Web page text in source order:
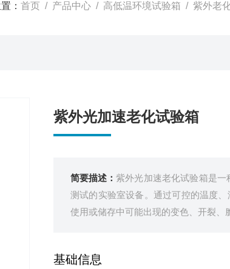
： 首页 / 产品中心 / 高低温环境试验箱 / 紫外老
紫外光加速老化试验箱
简要描述： 紫外光加速老化试验箱是
测试的实验室设备。通过可控的温度
使用或储存中可能出现的变色、开裂、
基础信息